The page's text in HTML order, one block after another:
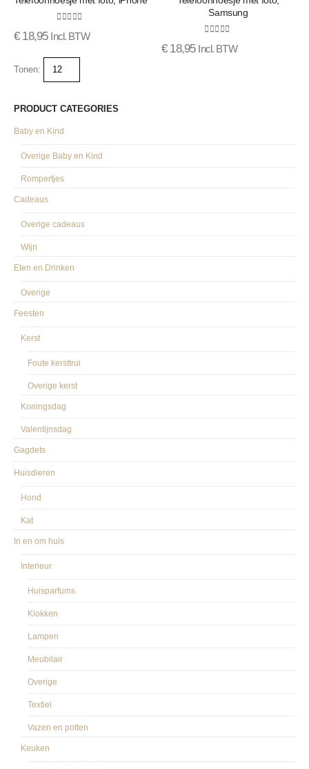
€18,95 Incl. BTW
Samsung
€18,95 Incl. BTW
Tonen:
PRODUCT CATEGORIES
Baby en Kind
Overige Baby en Kind
Rompertjes
Cadeaus
Overige cadeaus
Wijn
Eten en Drinken
Overige
Feesten
Kerst
Foute kersttrui
Overige kerst
Koningsdag
Valentijnsdag
Gagdets
Huisdieren
Hond
Kat
In en om huis
Interieur
Huisparfums
Klokken
Lampen
Meubilair
Overige
Textiel
Vazen en potten
Keuken